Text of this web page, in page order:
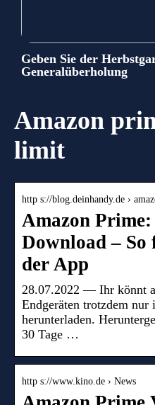
Geben Sie der
Generalüberholung
Amazon
limit
http s://blog.deinhandy.de ›
Amazon
Download –
der App
28.07.2022 — Ihr könnt
Endgeräten trotzdem nur
herunterladen.
30 Tage …
http s://www.kino.de › News